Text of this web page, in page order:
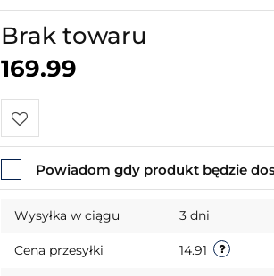
Brak towaru
169.99
Do
przechowalni
Powiadom gdy produkt będzie
Wysyłka w ciągu 3 dni
Cena przesyłki 14.91